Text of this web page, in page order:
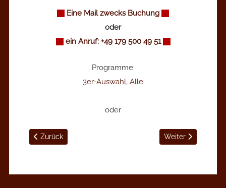
Eine Mail zwecks Buchung
oder
ein Anruf: +49 179 500 49 51
Programme:
3er-Auswahl Alle
oder
Vorheriger Beitrag: Musik in schweren Zeiten
Zurück Nächster Beitrag:
Weiter